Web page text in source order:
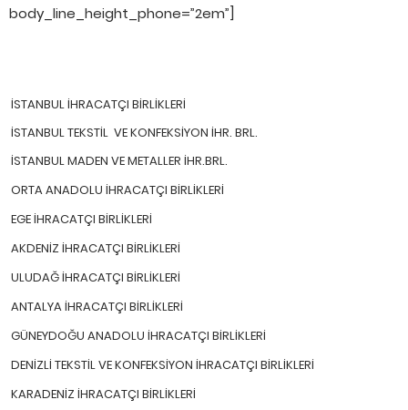
body_line_height_phone=”2em”]
İSTANBUL İHRACATÇI BİRLİKLERİ
İSTANBUL TEKSTİL VE KONFEKSİYON İHR. BRL.
İSTANBUL MADEN VE METALLER İHR.BRL.
ORTA ANADOLU İHRACATÇI BİRLİKLERİ
EGE İHRACATÇI BİRLİKLERİ
AKDENİZ İHRACATÇI BİRLİKLERİ
ULUDAĞ İHRACATÇI BİRLİKLERİ
ANTALYA İHRACATÇI BİRLİKLERİ
GÜNEYDOĞU ANADOLU İHRACATÇI BİRLİKLERİ
DENİZLİ TEKSTİL VE KONFEKSİYON İHRACATÇI BİRLİKLERİ
KARADENİZ İHRACATÇI BİRLİKLERİ